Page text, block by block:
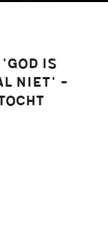
is
niet' -